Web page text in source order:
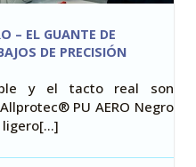
– EL GUANTE DE
DE PRECISIÓN
y el tacto real son
PU AERO Negro
ligero[…]